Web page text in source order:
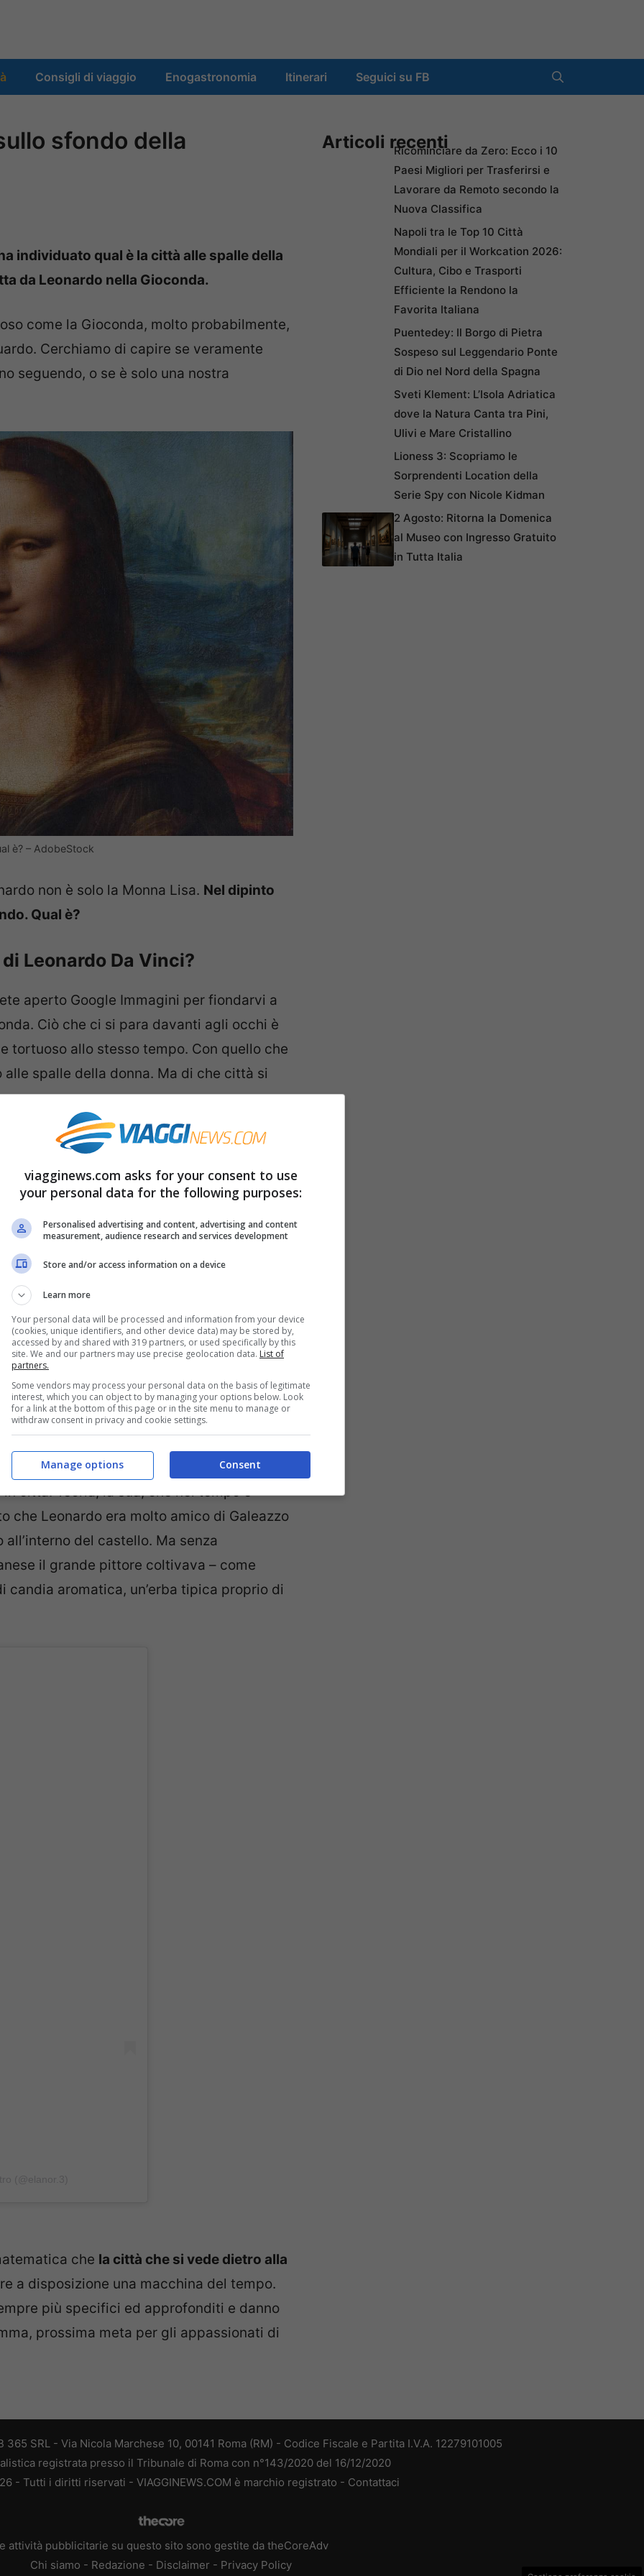
Consigli di viaggio Enogastronomia Itinerari Seguici su FB
sfondo della
individuato qual è la città alle spalle della
da Leonardo nella Gioconda.
come la Gioconda, molto probabilmente,
Cerchiamo di capire se veramente
seguendo, o se è solo una nostra
è? – AdobeStock
non è solo la Monna Lisa. Nel dipinto
Qual è?
Leonardo Da Vinci?
aperto Google Immagini per fiondarvi a
Ciò che ci si para davanti agli occhi è
tortuoso allo stesso tempo. Con quello che
spalle della donna. Ma di che città si
Monna Lisa?
alle spalle della Monna Lisa è una città
riconoscere qualche skyline cittadino di
E non ci sono nemmeno storici monumenti
un gruppo di studiosi dell’Università di
Piacenza non ci sono dubbi di sorta.
paesino della Val Trebbia
fosse stato dipinto da Leonardo
è stata
fedele di ciò che si vede dal
città. Teoria, la sua, che nel tempo è
che Leonardo era molto amico di Galeazzo
del castello. Ma senza
il grande pittore coltivava – come
aromatica, un’erba tipica proprio di
che la città che si vede dietro alla
a disposizione una macchina del tempo.
più specifici ed approfonditi e danno
prossima meta per gli appassionati di
Articoli recentiRicominciare da Zero: Ecco i 10
Paesi Migliori per Trasferirsi e
Lavorare da Remoto secondo la
Nuova Classifica
Napoli tra le Top 10 Città
Mondiali per il Workcation 2026:
Cultura, Cibo e Trasporti
Efficiente la Rendono la
Favorita Italiana
Puentedey: Il Borgo di Pietra
Sospeso sul Leggendario Ponte
di Dio nel Nord della Spagna
Sveti Klement: L’Isola Adriatica
dove la Natura Canta tra Pini,
Ulivi e Mare Cristallino
Lioness 3: Scopriamo le
Sorprendenti Location della
Serie Spy con Nicole Kidman
2 Agosto: Ritorna la Domenica
al Museo con Ingresso Gratuito
in Tutta Italia
SRL - Via Nicola Marchese 10, 00141 Roma (RM) - Codice Fiscale e Partita I.V.A. 12279101005
registrata presso il Tribunale di Roma con n°143/2020 del 16/12/2020
- Tutti i diritti riservati - VIAGGINEWS.COM è marchio registrato - Contattaci
attività pubblicitarie su questo sito sono gestite da theCoreAdv
Chi siamo - Redazione - Disclaimer - Privacy Policy
viagginews.com asks for your consent to use
your personal data for the following purposes:
Personalised advertising and content, advertising and content
measurement, audience research and services development
Store and/or access information on a device
Learn more
Your personal data will be processed and information from your device
(cookies, unique identifiers, and other device data) may be stored by,
accessed by and shared with 319 partners, or used specifically by this
site. We and our partners may use precise geolocation data. List of
partners.
Some vendors may process your personal data on the basis of legitimate
interest, which you can object to by managing your options below. Look
for a link at the bottom of this page or in the site menu to manage or
withdraw consent in privacy and cookie settings.
Consent
Manage options